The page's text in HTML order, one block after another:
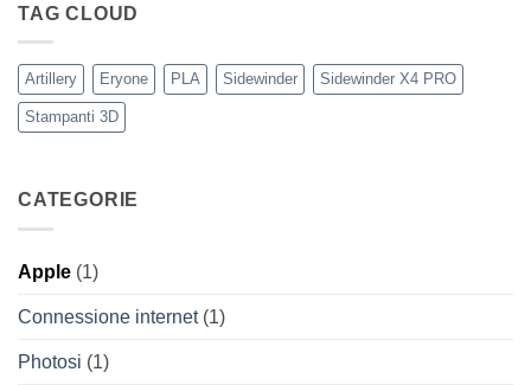
Variante
Petya:
nuovo
attacco
hacker
globale
TAG CLOUD
Artillery Eryone PLA Sidewinder Sidewinder X4 PRO
Stampanti 3D
CATEGORIE
Apple (1)
Connessione internet(1)
Photosi (1)